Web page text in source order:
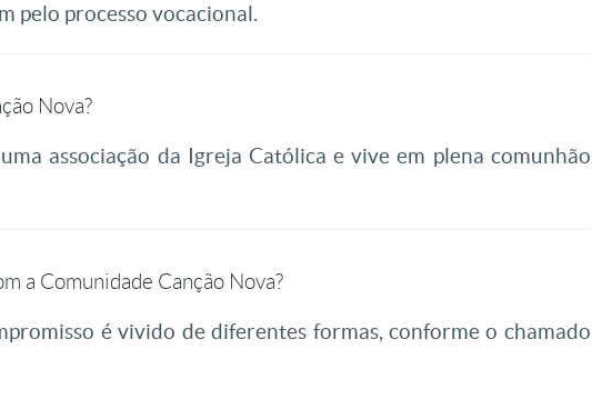
pelo processo vocacional.
Nova?
associação da Igreja Católica e vive em plena comunhão
a Comunidade Canção Nova?
é vivido de diferentes formas, conforme o chamado